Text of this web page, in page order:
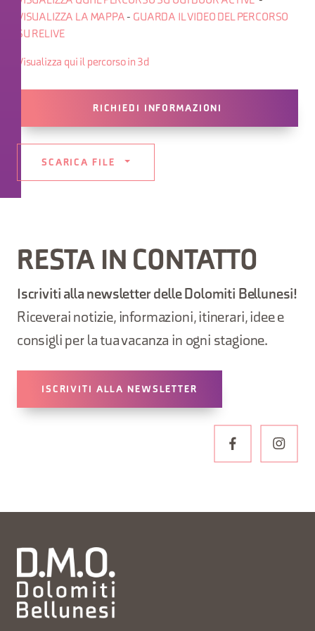
VISUALIZZA LA MAPPA- GUARDA IL VIDEO DEL PERCORSO
SU RELIVE
Visualizza qui il percorso in 3d
RICHIEDI INFORMAZIONI
SCARICA FILE
RESTA IN CONTATTO
Iscriviti alla newsletter delle Dolomiti Bellunesi!
Riceverai notizie, informazioni, itinerari, idee e
consigli per la tua vacanza in ogni stagione.
ISCRIVITI ALLA NEWSLETTER